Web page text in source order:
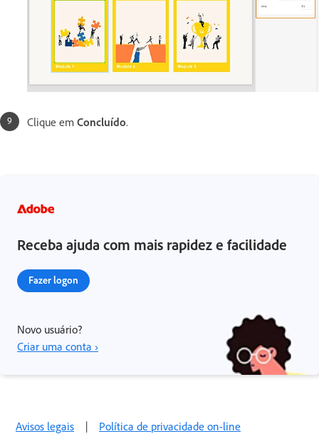
Clique em Concluído.
Receba ajuda com mais rapidez e facilidade
Fazer logon
Novo usuário?
Criar uma conta ›
Avisos legais | Política de privacidade on-line